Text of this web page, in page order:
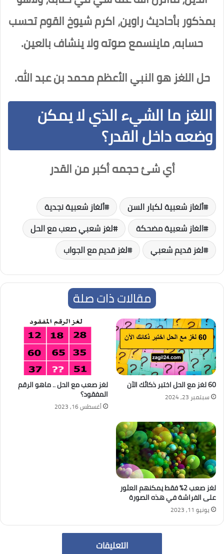
بمذكور بأحاديث راوين، اكرم شيوخ القوم تحسب
حسابه، ماينسمع صوته ولا ينشاف بالعين.
حل اللغز هو النبي الأعظم محمد بن عبد الله.
اللغز ما الشيء الذي لا يمكن
وضعه داخل القدر؟
أي شئ حجمه أكبر من القدر
ألغاز شعبية لكبار السن
ألغاز شعبية نجدية
الغاز شعبية مضحكة
لغز شعبي صعب مع الحل
لغز قديم شعبي
لغز قديم مع الجواب
مقالات ذات صلة
60 لغز مع الحل اختبر ذكائك الآن
سبتمبر 23, 2024
لغز صعب مع الحل .. ماهو الرقم
المفقود؟
أغسطس 16, 2023
لغز صعب 2٪ فقط يمكنهم العثور
على الفراشة في هذه الصورة
يونيو 11, 2023
التعليقات